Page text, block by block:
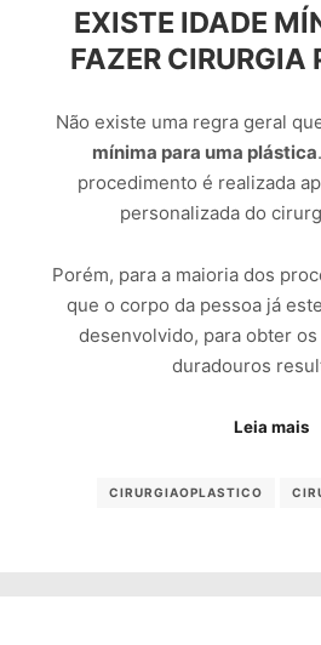
EXISTE IDADE
FAZER CIRURGIA
Não existe uma regra geral
mínima para uma plástica
procedimento é realizada
personalizada do
Porém, para a maioria dos
que o corpo da pessoa já
desenvolvido, para obter
duradouros
Leia mais
CIRURGIAOPLASTICO